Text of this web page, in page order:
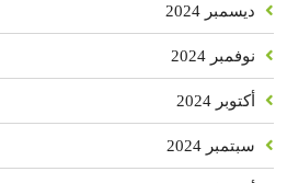
ديسمبر 2024
نوفمبر 2024
أكتوبر 2024
سبتمبر 2024